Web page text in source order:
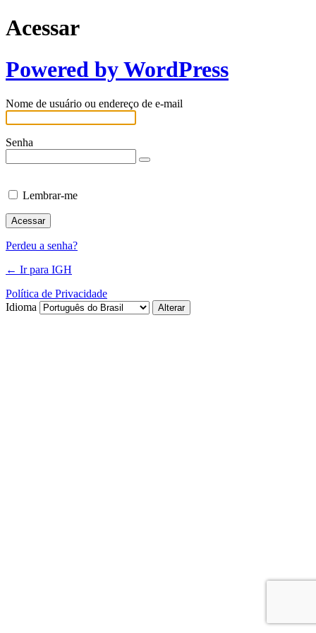
Acessar
Powered by WordPress
Nome de usuário ou endereço de e-mail
Senha
Lembrar-me
Perdeu a senha?
← Ir para IGH
Política de Privacidade
Idioma